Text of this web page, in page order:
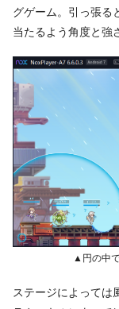
グゲーム。引っ張る
当たるよう角度と強
▲円の中
ステージによっては